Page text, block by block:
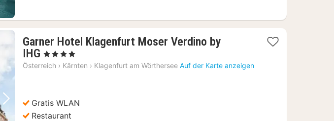
Nächstes Bild
Garner Hotel Klagenfurt Moser Verdino by
IHG 1
Nacht
€
, 4 Sterne
Österreich › Kärnten › Klagenfurt am Wörthersee Auf der Karte anzeigen
Gratis WLAN
Restaurant